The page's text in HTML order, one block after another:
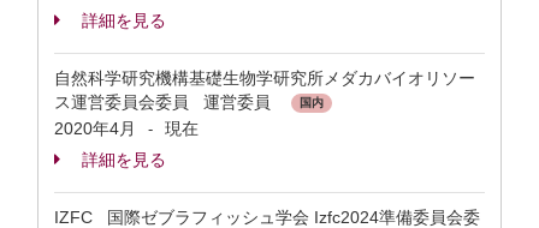
詳細を見る
自然科学研究機構基礎生物学研究所メダカバイオリソー
ス運営委員会委員 運営委員
国内
2020年4月 -
現在
詳細を見る
IZFC 国際ゼブラフィッシュ学会 Izfc2024準備委員会委